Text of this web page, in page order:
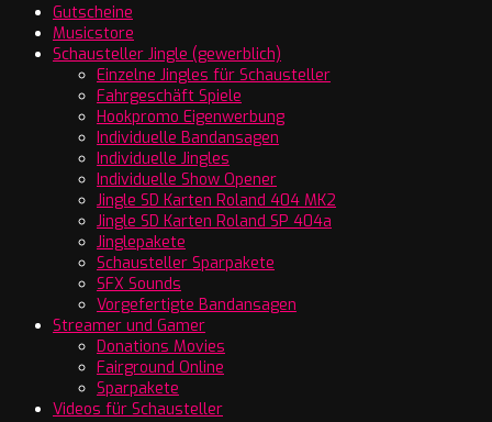
Gutscheine
Musicstore
Schausteller Jingle (gewerblich)
Einzelne Jingles für Schausteller
Fahrgeschäft Spiele
Hookpromo Eigenwerbung
Individuelle Bandansagen
Individuelle Jingles
Individuelle Show Opener
Jingle SD Karten Roland 404 MK2
Jingle SD Karten Roland SP 404a
Jinglepakete
Schausteller Sparpakete
SFX Sounds
Vorgefertigte Bandansagen
Streamer und Gamer
Donations Movies
Fairground Online
Sparpakete
Videos für Schausteller